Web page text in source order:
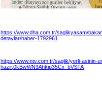
https://www.dha.com.tr/saglikyasam/
detaylar/haber-1792961
https://www.ntv.com.tr/saglik/yerli-asinin-
hazir,0kBwWN3Ahkip35Cx_bVSFA